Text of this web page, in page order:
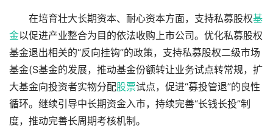
在培育壮大长期资本、耐心资本方面，支持私募股权基
金以促进产业整合为目的依法收购上市公司。优化私募股权
基金退出相关的“反向挂钩”的政策，支持私募股权二级市场
基金(S基金的发展，推动基金份额转让业务试点转常规，扩
大基金向投资者实物分配股票试点，促进“募投管退”的良性
循环。继续引导中长期资金入市，持续完善“长钱长投”制
度，推动完善长周期考核机制。